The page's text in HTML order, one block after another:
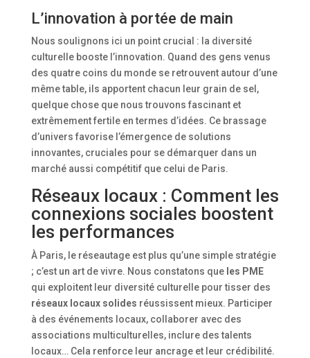
L’innovation à portée de main
Nous soulignons ici un point crucial : la diversité
culturelle booste l’innovation. Quand des gens venus
des quatre coins du monde se retrouvent autour d’une
même table, ils apportent chacun leur grain de sel,
quelque chose que nous trouvons fascinant et
extrêmement fertile en termes d’idées. Ce brassage
d’univers favorise l’émergence de solutions
innovantes, cruciales pour se démarquer dans un
marché aussi compétitif que celui de Paris.
Réseaux locaux : Comment les
connexions sociales boostent
les performances
À Paris, le réseautage est plus qu’une simple stratégie
; c’est un art de vivre. Nous constatons que les PME
qui exploitent leur diversité culturelle pour tisser des
réseaux locaux solides réussissent mieux. Participer
à des événements locaux, collaborer avec des
associations multiculturelles, inclure des talents
locaux… Cela renforce leur ancrage et leur crédibilité.